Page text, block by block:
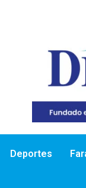
Deportes